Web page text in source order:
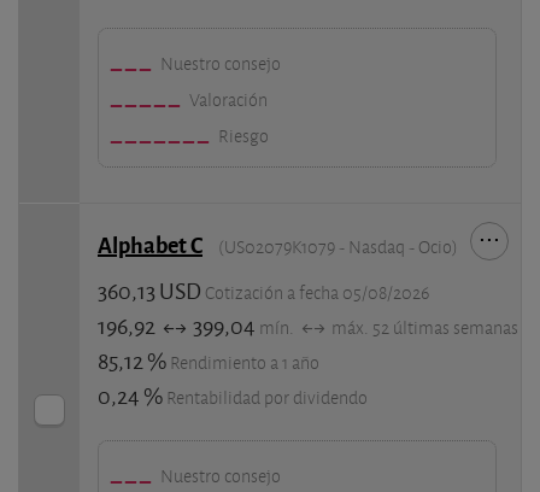
Nuestro consejo
Valoración
Riesgo
Alphabet C (US02079K1079 - Nasdaq - Ocio)
360,13 USD Cotización a fecha 05/08/2026
196,92 399,04 mín. máx. 52 últimas semanas
85,12 % Rendimiento a 1 año
0,24 % Rentabilidad por dividendo
Nuestro consejo